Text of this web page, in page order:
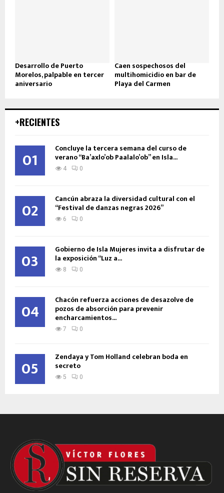
Desarrollo de Puerto
Morelos, palpable en tercer
aniversario
Caen sospechosos del
multihomicidio en bar de
Playa del Carmen
+RECIENTES
01 Concluye la tercera semana del curso de
verano “Ba’axlo’ob Paalalo’ob” en Isla...
4 0
02 Cancún abraza la diversidad cultural con el
“Festival de danzas negras 2026”
6 0
03 Gobierno de Isla Mujeres invita a disfrutar de
la exposición “Luz a...
8 0
04 Chacón refuerza acciones de desazolve de
pozos de absorción para prevenir
encharcamientos...
7 0
05 Zendaya y Tom Holland celebran boda en
secreto
5 0